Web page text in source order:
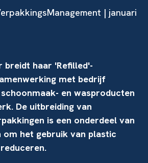
| januari
breidt haar 'Refilled'-
met bedrijf
en wasproducten
De uitbreiding van
is een onderdeel van
om het gebruik van plastic